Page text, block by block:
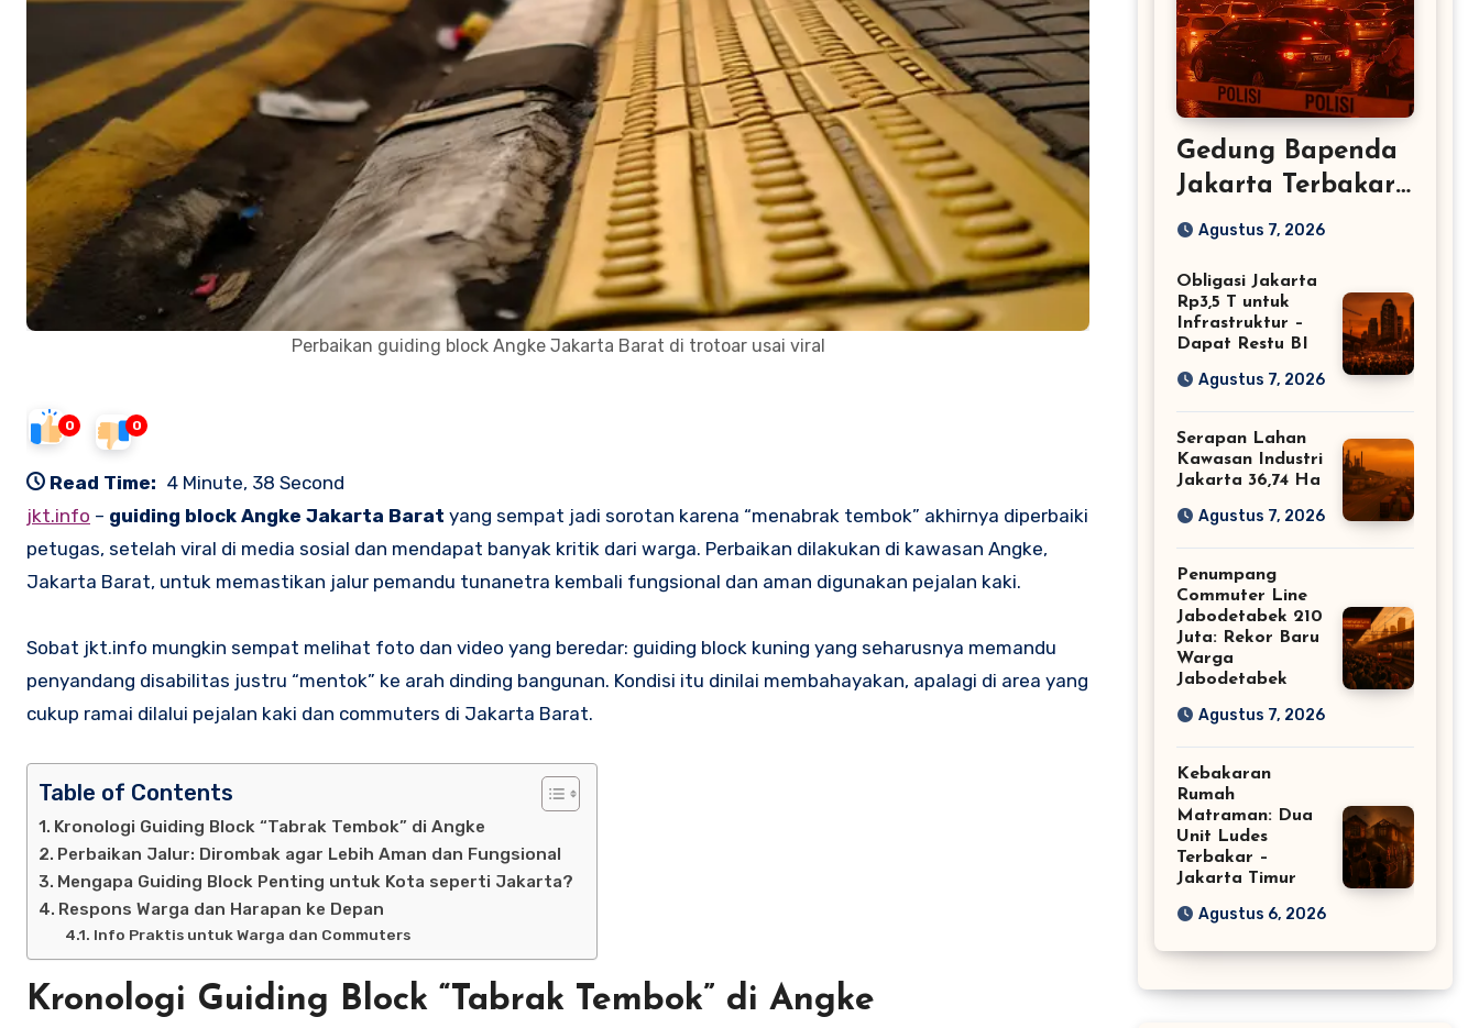
Perbaikan guiding block Angke Jakarta Barat di trotoar usai viral
0 0
Read Time: 4 Minute, 38 Second
jkt.info – guiding block Angke Jakarta Barat yang sempat jadi sorotan karena “menabrak tembok” akhirnya diperbaiki
petugas, setelah viral di media sosial dan mendapat banyak kritik dari warga. Perbaikan dilakukan di kawasan Angke,
Jakarta Barat, untuk memastikan jalur pemandu tunanetra kembali fungsional dan aman digunakan pejalan kaki.
Sobat jkt.info mungkin sempat melihat foto dan video yang beredar: guiding block kuning yang seharusnya memandu
penyandang disabilitas justru “mentok” ke arah dinding bangunan. Kondisi itu dinilai membahayakan, apalagi di area yang
cukup ramai dilalui pejalan kaki dan commuters di Jakarta Barat.
Table of Contents
Kronologi Guiding Block “Tabrak Tembok” di Angke
Perbaikan Jalur: Dirombak agar Lebih Aman dan Fungsional
Mengapa Guiding Block Penting untuk Kota seperti Jakarta?
Respons Warga dan Harapan ke Depan
Info Praktis untuk Warga dan Commuters
Kronologi Guiding Block “Tabrak Tembok” di Angke
Gedung Bapenda
Jakarta Terbakar:
Lalu Lintas
Agustus 7, 2026
Obligasi Jakarta
Rp3,5 T untuk
Infrastruktur –
Dapat Restu BI
Agustus 7, 2026
Serapan Lahan
Kawasan Industri
Jakarta 36,74 Ha
Agustus 7, 2026
Penumpang
Commuter Line
Jabodetabek 210
Juta: Rekor Baru
Warga
Jabodetabek
Agustus 7, 2026
Kebakaran
Rumah
Matraman: Dua
Unit Ludes
Terbakar –
Jakarta Timur
Agustus 6, 2026